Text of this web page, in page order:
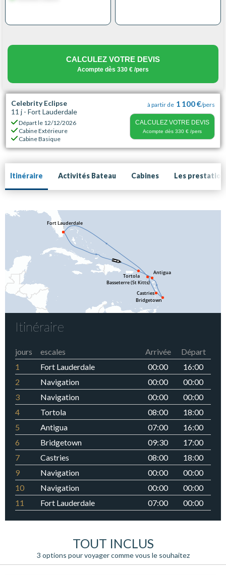
CALCULEZ VOTRE DEVIS
Acompte dès 330 € /pers
Celebrity Eclipse
11 j - Fort Lauderdale
Départ le 12/12/2026
Cabine Extérieure
Cabine Basique
à partir de 1 100 €/pers
CALCULEZ VOTRE DEVIS
Acompte dès 330 €/pers
Itinéraire Activités Bateau Cabines Les
Itinéraire
jours escales Arrivée
Départ
1
Fort Lauderdale 00:00
16:00
2
Navigation 00:00
00:00
3
Navigation 00:00
00:00
4
Tortola 08:00
18:00
5
Antigua 07:00
16:00
6
Bridgetown 09:30
17:00
7
Castries 08:00
18:00
9
Navigation 00:00
00:00
10
Navigation 00:00
00:00
11
Fort Lauderdale 07:00 00:00
TOUT INCLUS
3 options pour voyager comme vous le souhaitez